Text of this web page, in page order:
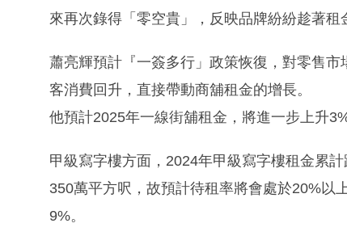
來再次錄得「零空貴」，反映品牌紛紛趁著租
蕭亮輝預計『一簽多行」政策恢復，對零售
客消費回升，直接帶動商舖租金的增長。
他預計2025年一線街舖租金，將進一步上升3%
甲級寫字樓方面，2024年甲級寫字樓租金累
350萬平方呎，故預計待租率將會處於20%以
9%。